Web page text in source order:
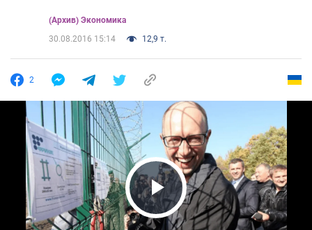
(Архив) Экономика
30.08.2016 15:14
12,9 т.
2
Play Video